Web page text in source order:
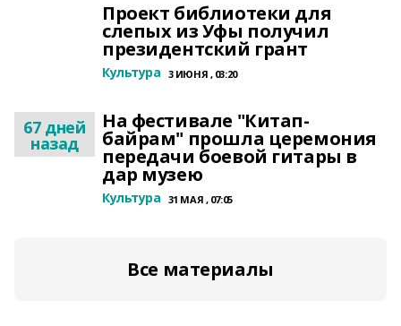
Проект библиотеки для
слепых из Уфы получил
президентский грант
Культура 3 ИЮНЯ , 03:20
67 дней
назад
На фестивале "Китап-
байрам" прошла церемония
передачи боевой гитары в
дар музею
Культура 31 МАЯ , 07:05
Все материалы